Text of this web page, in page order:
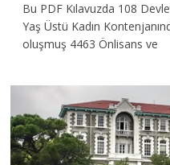
Bu PDF Kılavuzda 108
Yaş Üstü Kadın
oluşmuş 4463 Önlisans ve